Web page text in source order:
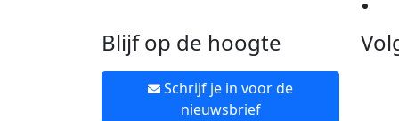
Blijf op de hoogte
Schrijf je in voor de
nieuwsbrief